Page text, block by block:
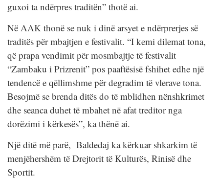
guxoi ta ndërpres traditën” thotë ai.
Në AAK thonë se nuk i dinë arsyet e ndërprerjes së
traditës për mbajtjen e festivalit. “I kemi dilemat tona,
që prapa vendimit për mosmbajtje të festivalit
“Zambaku i Prizrenit” pos paaftësisë fshihet edhe një
tendencë e qëllimshme për degradim të vlerave tona.
Besojmë se brenda ditës do të mblidhen nënshkrimet
dhe seanca duhet të mbahet në afat treditor nga
dorëzimi i kërkesës”, ka thënë ai.
Një ditë më parë, Baldedaj ka kërkuar shkarkim të
menjëhershëm të Drejtorit të Kulturës, Rinisë dhe
Sportit.